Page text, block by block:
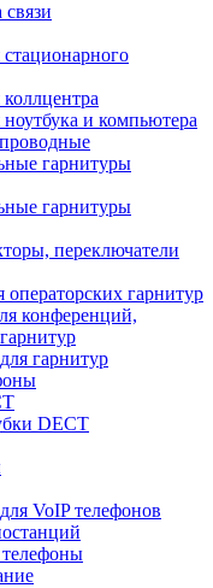
и компьютера
гарнитуры
гарнитуры
переключатели
гарнитур
конференций,
гарнитур
DECT
VoIP телефонов